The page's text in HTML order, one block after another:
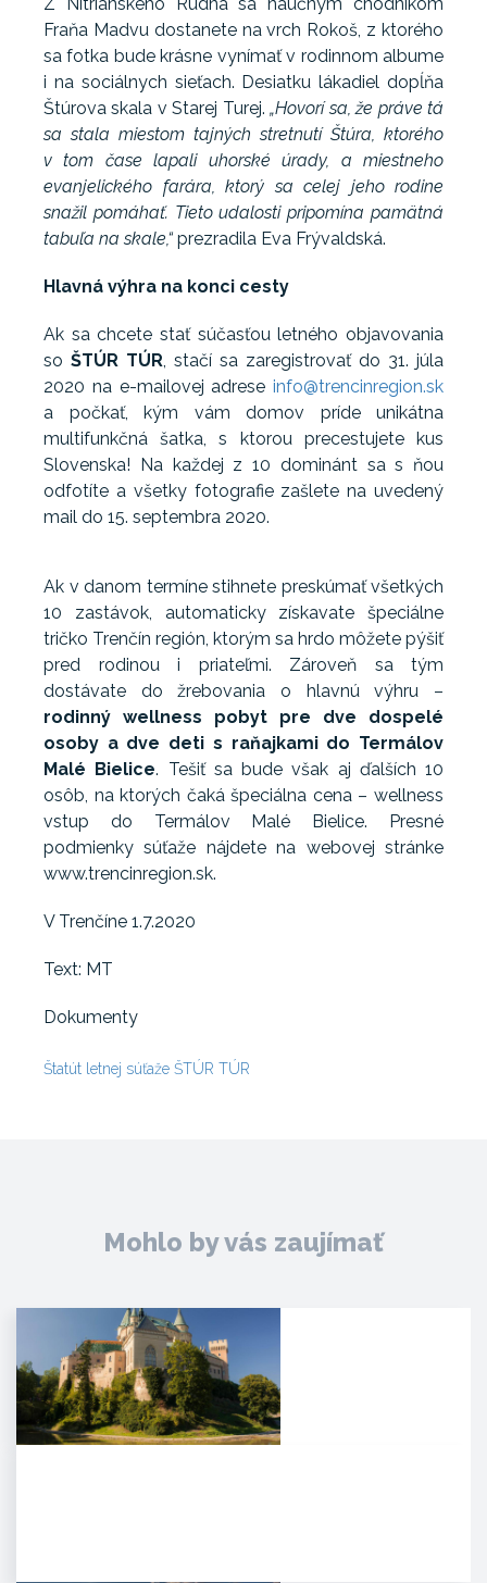
Fraňa Madvu dostanete na vrch Rokoš, z ktorého
sa fotka bude krásne vynímať v rodinnom albume
i na sociálnych sieťach. Desiatku lákadiel dopĺňa
Štúrova skala v Starej Turej.„Hovorí sa, že práve tá
sa stala miestom tajných stretnutí Štúra, ktorého
v tom čase lapali uhorské úrady, a miestneho
evanjelického farára, ktorý sa celej jeho rodine
snažil pomáhať. Tieto udalosti pripomína pamätná
tabuľa na skale,“ prezradila Eva Frývaldská.
Hlavná výhra na konci cesty
Ak sa chcete stať súčasťou letného objavovania
so ŠTÚR TÚR, stačí sa zaregistrovať do 31. júla
2020 na e-mailovej adrese info@trencinregion.sk
a počkať, kým vám domov príde unikátna
multifunkčná šatka, s ktorou precestujete kus
Slovenska! Na každej z 10 dominánt sa s ňou
odfotíte a všetky fotografie zašlete na uvedený
mail do 15. septembra 2020.
Ak v danom termíne stihnete preskúmať všetkých
10 zastávok, automaticky získavate špeciálne
tričko Trenčín región, ktorým sa hrdo môžete pýšiť
pred rodinou i priateľmi. Zároveň sa tým
dostávate do žrebovania o hlavnú výhru –
rodinný wellness pobyt pre dve dospelé
osoby a dve deti s raňajkami do Termálov
Malé Bielice. Tešiť sa bude však aj ďalších 10
osôb, na ktorých čaká špeciálna cena – wellness
vstup do Termálov Malé Bielice. Presné
podmienky súťaže nájdete na webovej stránke
www.trencinregion.sk.
V Trenčíne 1.7.2020
Text: MT
Dokumenty
Štatút letnej súťaže ŠTÚR TÚR
Mohlo by vás zaujímať